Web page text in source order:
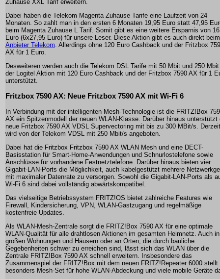
Zuhause XXL Tarif erweitern.
Dabei haben die Telekom Magenta Zuhause Tarife eine Laufzeit von 24
Monaten. So zahlt man in den ersten 6 Monaten 19,95 Euro statt 47,95
beim Magenta Zuhause L Tarif. Somit gibt es eine weitere Ersparnis von
Euro (6x27,95 Euro) für unsere Leser. Diese Aktion gibt es auch direkt beim
Anbieter Telekom. Allerdings ohne 120 Euro Cashback und der Fritzbox
AX für 1 Euro.
Desweiteren werden auch die Telekom DSL Tarife mit 50 Mbit und 250
der Logitel Aktion mit 120 Euro Cashback und der Fritzbox 7590 AX für 1
unterstützt.
Fritzbox 7590 AX: Neue Fritzbox 7590 AX mit Wi-Fi 6
In Verbindung mit der intelligenten Mesh-Technologie ist die FRITZ!Box
AX ein Spitzenmodell der neuen WLAN-Klasse. Darüber hinaus unterstützt
neue Fritzbox 7590 AX VDSL Supervectoring mit bis zu 300 MBit/s. Derzeit
wird von der Telekom VDSL mit 250 Mbit/s angeboten.
Dabei hat die Fritzbox Fritzbox 7590 AX WLAN Mesh und eine DECT-
Basisstation für Smart-Home-Anwendungen und Schnurlostelefone sowie
Anschlüsse für vorhandene Festnetztelefone. Darüber hinaus bieten vier
Gigabit-LAN-Ports die Möglichkeit, auch kabelgestützt mehrere
mit maximaler Datenrate zu versorgen. Sowohl die Gigabit-LAN-Ports als
Wi-Fi 6 sind dabei vollständig abwärtskompatibel.
Das vielseitige Betriebssystem FRITZ!OS bietet zahlreiche Features wie
Firewall, Kindersicherung, VPN, WLAN-Gastzugang und regelmäßige
kostenfreie Updates.
Als WLAN-Mesh-Zentrale sorgt die FRITZ!Box 7590 AX für eine optimale
WLAN-Qualität für alle drahtlosen Aktionen im gesamten Heimnetz. Auch in
großen Wohnungen und Häusern oder an Orten, die durch bauliche
Gegebenheiten schwer zu erreichen sind, lässt sich das WLAN über die
Zentrale FRITZ!Box 7590 AX schnell erweitern. Insbesondere das
Zusammenspiel der FRITZ!Box mit dem neuen FRITZ!Repeater 6000 stellt
besonders Mesh-Set für hohe WLAN-Abdeckung und viele mobile Geräte